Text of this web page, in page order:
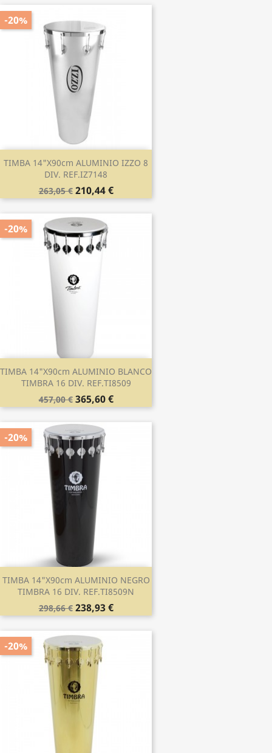
TIMBA 14"x90cm ALUMINIO IZZO 8
DIV. REF.IZ7148
263,05 € 210,44 €
-20%
TIMBA 14"x90cm ALUMINIO BLANCO
TIMBRA 16 DIV. REF.TI8509
457,00 € 365,60 €
-20%
TIMBA 14"x90cm ALUMINIO NEGRO
TIMBRA 16 DIV. REF.TI8509N
298,66 € 238,93 €
-20%
-20%